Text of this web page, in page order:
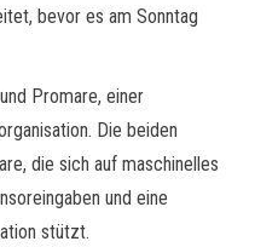
bevor es am Sonntag
Promare, einer
Die beiden
die sich auf maschinelles
und eine
stützt.